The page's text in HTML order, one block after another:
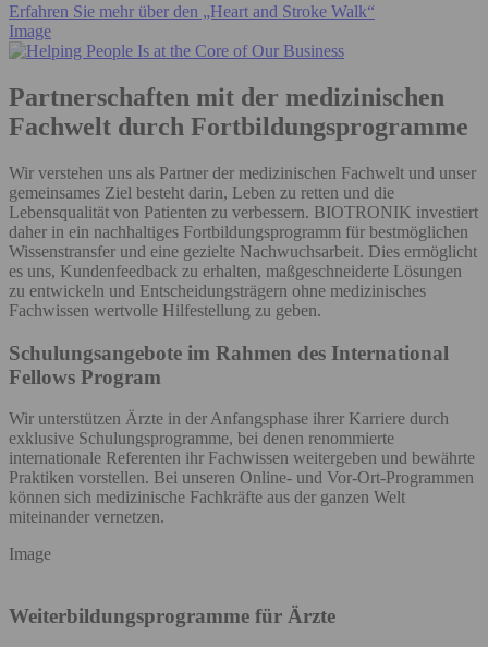
Erfahren Sie mehr über den „Heart and Stroke Walk“
Image
Partnerschaften mit der medizinischen
Fachwelt durch Fortbildungsprogramme
Wir verstehen uns als Partner der medizinischen Fachwelt und unser
gemeinsames Ziel besteht darin, Leben zu retten und die
Lebensqualität von Patienten zu verbessern. BIOTRONIK investiert
daher in ein nachhaltiges Fortbildungsprogramm für bestmöglichen
Wissenstransfer und eine gezielte Nachwuchsarbeit. Dies ermöglicht
es uns, Kundenfeedback zu erhalten, maßgeschneiderte Lösungen
zu entwickeln und Entscheidungsträgern ohne medizinisches
Fachwissen wertvolle Hilfestellung zu geben.
Schulungsangebote im Rahmen des International
Fellows Program
Wir unterstützen Ärzte in der Anfangsphase ihrer Karriere durch
exklusive Schulungsprogramme, bei denen renommierte
internationale Referenten ihr Fachwissen weitergeben und bewährte
Praktiken vorstellen. Bei unseren Online- und Vor-Ort-Programmen
können sich medizinische Fachkräfte aus der ganzen Welt
miteinander vernetzen.
Image
Weiterbildungsprogramme für Ärzte